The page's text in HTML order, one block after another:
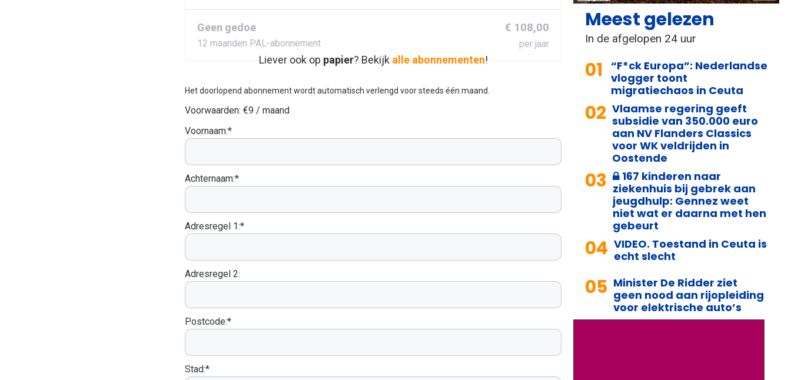
Geen gedoe
12 maanden PAL-abonnement
€ 108,00
per jaar
Liever ook op papier? Bekijk alle abonnementen!
Het doorlopend abonnement wordt automatisch verlengd voor steeds één maand.
Voorwaarden: €9 / maand
Voornaam:*
Achternaam:*
Adresregel 1:*
Adresregel 2:
Postcode:*
Stad:*
Meest gelezen
In de afgelopen 24 uur
01 “F*ck Europa”: Nederlandse
vlogger toont
migratiechaos in Ceuta
02 Vlaamse regering geeft
subsidie van 350.000 euro
aan NV Flanders Classics
voor WK veldrijden in
Oostende
03
167 kinderen naar
ziekenhuis bij gebrek aan
jeugdhulp: Gennez weet
niet wat er daarna met hen
gebeurt
04 VIDEO. Toestand in Ceuta is
echt slecht
05 Minister De Ridder ziet
geen nood aan rijopleiding
voor elektrische auto’s